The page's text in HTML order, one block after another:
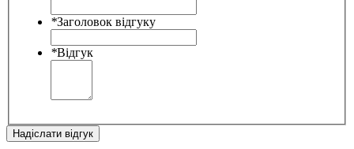
*Заголовок відгуку
*Відгук
Надіслати відгук